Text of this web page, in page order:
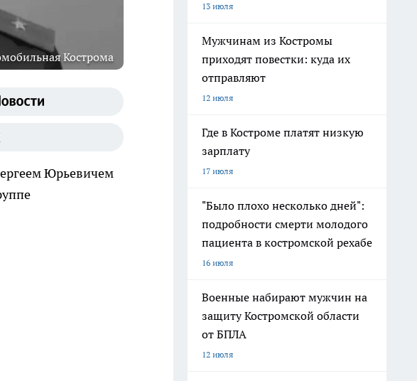
Кострома
Юрьевичем
13 июля
Мужчинам из Костромы
приходят повестки: куда их
отправляют
12 июля
Где в Костроме платят низкую
зарплату
17 июля
"Было плохо несколько дней":
подробности смерти молодого
пациента в костромской рехабе
16 июля
Военные набирают мужчин на
защиту Костромской области
от БПЛА
12 июля